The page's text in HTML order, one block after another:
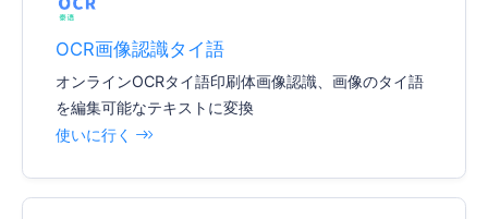
OCR画像認識タイ語
オンラインOCRタイ語印刷体画像認識、画像のタイ語
を編集可能なテキストに変換
使いに行く